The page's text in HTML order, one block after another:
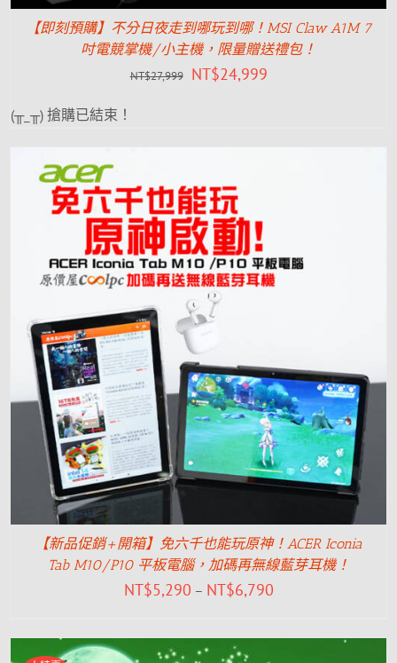
【即刻預購】不分日夜走到哪玩到哪！MSI Claw A1M 7
吋電競掌機/小主機，限量贈送禮包！
NT$27,999 NT$24,999
(╥_╥) 搶購已結束！
【新品促銷+開箱】免六千也能玩原神！ACER Iconia
Tab M10/P10 平板電腦，加碼再無線藍芽耳機！
NT$5,290 – NT$6,790